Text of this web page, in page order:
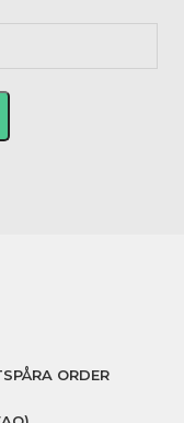
SPÅRA ORDER